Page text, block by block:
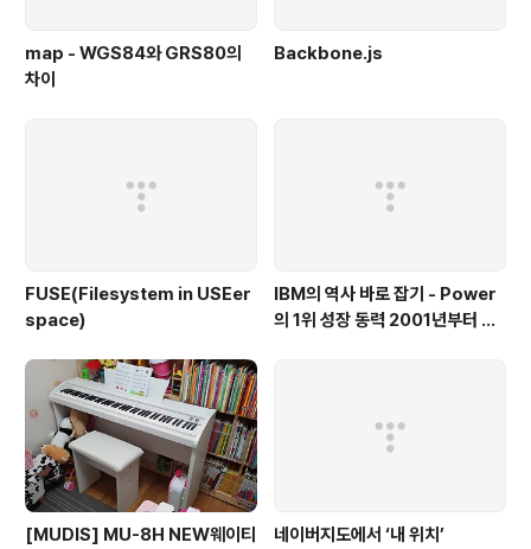
map - WGS84와 GRS80의
차이
Backbone.js
FUSE(Filesystem in USEer
space)
IBM의 역사 바로 잡기 - Power
의 1위 성장 동력 2001년부터 가
[MUDIS] MU-8H NEW웨이티
네이버지도에서 ‘내 위치’